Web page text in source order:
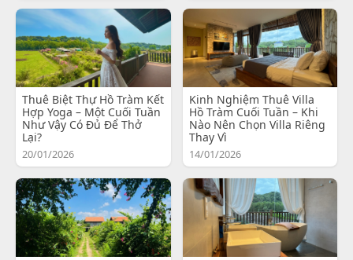
Thuê Biệt Thự Hồ Tràm Kết
Hợp Yoga – Một Cuối Tuần
Như Vậy Có Đủ Để Thở
Lại?
20/01/2026
Kinh Nghiệm Thuê Villa
Hồ Tràm Cuối Tuần – Khi
Nào Nên Chọn Villa Riêng
Thay Vì
14/01/2026